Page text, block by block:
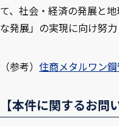
て、社会・経済の発展と
な発展」の実現に向け努力
（参考） 住商メタルワン
【本件に関するお問